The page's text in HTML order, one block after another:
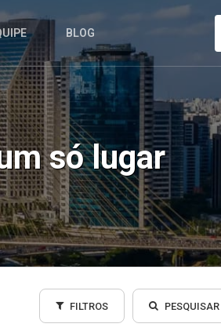
BLOG
só lugar
FILTROS PESQUISAR